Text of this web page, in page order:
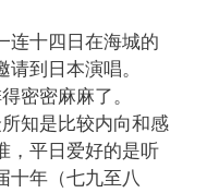
连十四日在海城的
到日本演唱。
密密麻麻了。
知是比较内向和感
，平日爱好的是听
十年（七九至八